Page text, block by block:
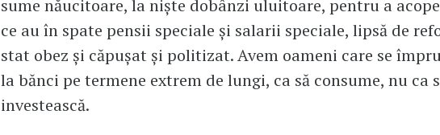
sume năucitoare, la niște dobânzi uluitoare, pentru a
ce au în spate pensii speciale și salarii speciale, lipsă de
stat obez și căpușat și politizat. Avem oameni care se
la bănci pe termene extrem de lungi, ca să consume, nu ca
investească.